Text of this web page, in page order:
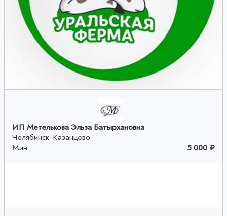
ИП Метелькова Эльза Батырхановна
Челябинск, Казанцево
Мин
5 000 ₽